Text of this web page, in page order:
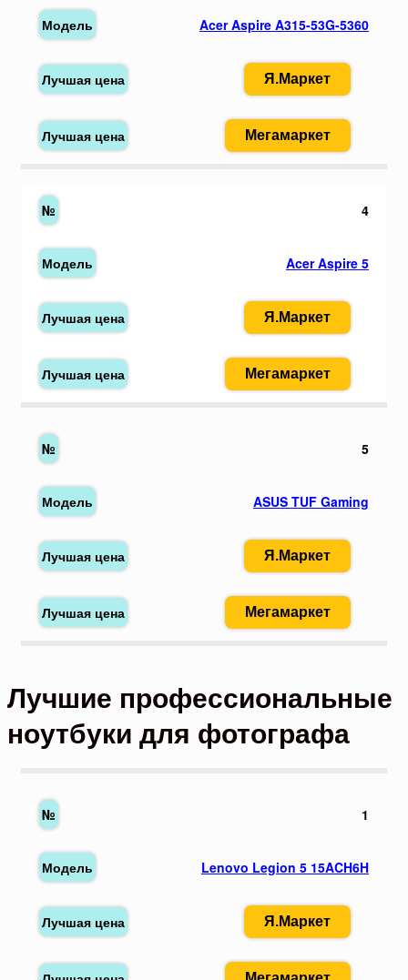
Acer Aspire A315-53G-5360
Я.Маркет
Мегамаркет
4
Acer Aspire 5
Я.Маркет
Мегамаркет
5
ASUS TUF Gaming
Я.Маркет
Мегамаркет
Лучшие профессиональные
ноутбуки для фотографа
1
Lenovo Legion 5 15ACH6H
Я.Маркет